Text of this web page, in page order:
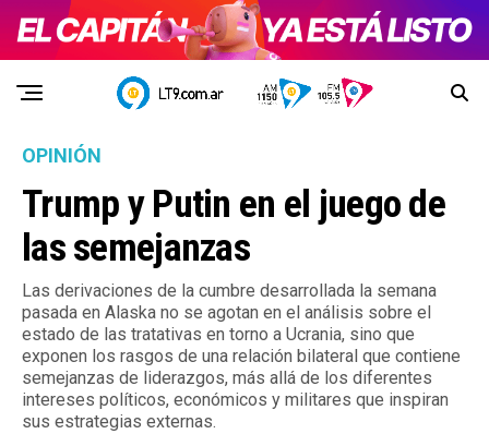
OPINIÓN
Trump y Putin en el juego de
las semejanzas
Las derivaciones de la cumbre desarrollada la semana
pasada en Alaska no se agotan en el análisis sobre el
estado de las tratativas en torno a Ucrania, sino que
exponen los rasgos de una relación bilateral que contiene
semejanzas de liderazgos, más allá de los diferentes
intereses políticos, económicos y militares que inspiran
sus estrategias externas.